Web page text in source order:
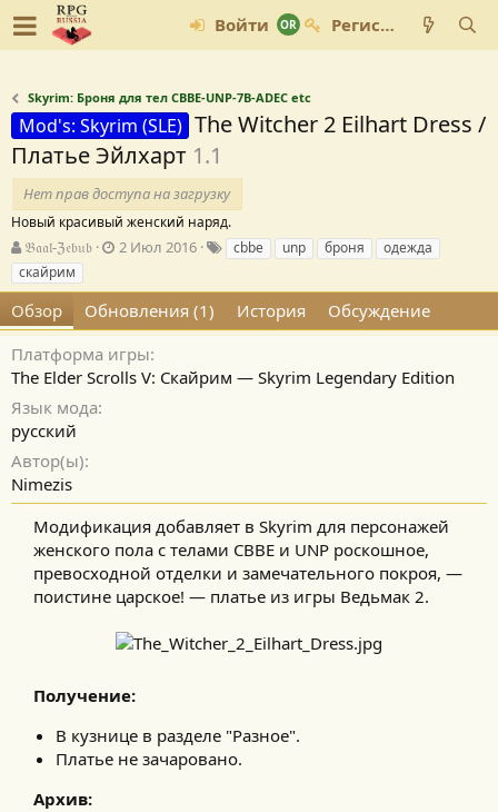
Войти Регистрация
Skyrim: Броня для тел CBBE-UNP-7B-ADEC etc
Mod's: Skyrim (SLE) The Witcher 2 Eilhart Dress /
Платье Эйлхарт 1.1
Нет прав доступа на загрузку
Новый красивый женский наряд.
А
в
т
о
р
𝔅𝔞𝔞𝔩-ℨ𝔢𝔟𝔲𝔟
Д
а
с
з
д
2 Июл 2016 cbbe unp броня
одежда
скайрим
Обзор Обновления (1) История
Обсуждение
Платформа игры
The Elder Scrolls V: Скайрим — Skyrim Legendary Edition
Язык мода
русский
Автор(ы)
Nimezis
Модификация добавляет в Skyrim для персонажей
женского пола с телами CBBE и UNP роскошное,
превосходной отделки и замечательного покроя, —
поистине царское! — платье из игры Ведьмак 2.​
Получение:
В кузнице в разделе "Разное".
Платье не зачаровано.
Архив: